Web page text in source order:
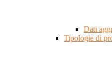
Dati
Tipologie di